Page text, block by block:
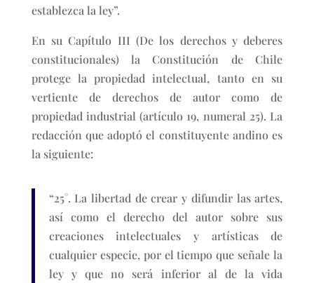
establezca la ley”.
En su Capítulo III (De los derechos y deberes
constitucionales) la Constitución de Chile
protege la propiedad intelectual, tanto en su
vertiente de derechos de autor como de
propiedad industrial (artículo 19, numeral 25). La
redacción que adoptó el constituyente andino es
la siguiente:
“25°. La libertad de crear y difundir las artes,
así como el derecho del autor sobre sus
creaciones intelectuales y artísticas de
cualquier especie, por el tiempo que señale la
ley y que no será inferior al de la vida